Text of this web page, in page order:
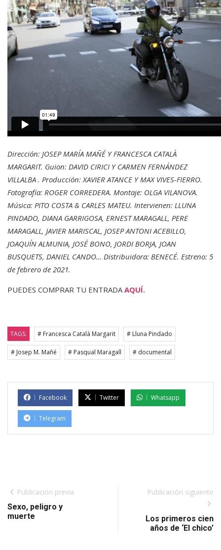
Dirección: JOSEP MARÍA MAÑÉ Y FRANCESCA CATALÀ
MARGARIT. Guion: DAVID CIRICI Y CARMEN FERNÁNDEZ
VILLALBA . Producción: XAVIER ATANCE Y MAX VIVES-FIERRO.
Fotografía: ROGER CORREDERA. Montaje: OLGA VILANOVA.
Música: PITO COSTA & CARLES MATEU. Intervienen: LLUNA
PINDADO, DIANA GARRIGOSA, ERNEST MARAGALL, PERE
MARAGALL, JAVIER MARISCAL, JOSEP ANTONI ACEBILLO,
JOAQUÍN ALMUNIA, JOSÉ BONO, JORDI BORJA, JOAN
BUSQUETS, DANIEL CANDO… Distribuidora: BENECÉ. Estreno: 5
de febrero de 2021.
PUEDES COMPRAR TU ENTRADAAQUÍ.
TAGS: # Francesca Català Margarit # Lluna Pindado
# Josep M. Mañé # Pasqual Maragall # documental
Facebook Twitter Whatsapp
Telegram
Publicación previa
Sexo, peligro y
muerte
Publicación siguiente
Los primeros cien
años de ‘El chico’